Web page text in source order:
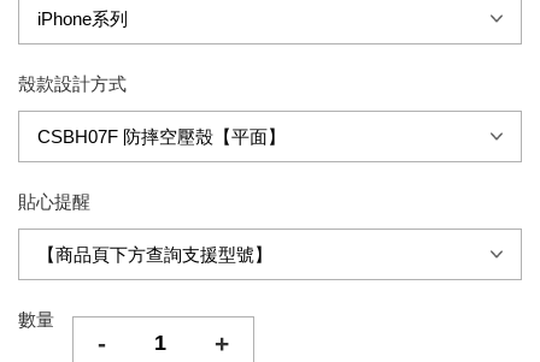
殼款設計方式
貼心提醒
數量
- +